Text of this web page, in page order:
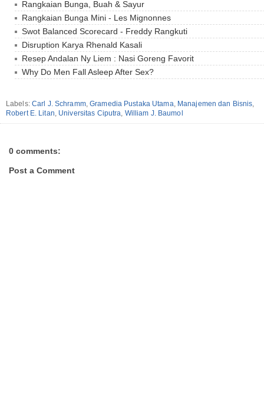
Rangkaian Bunga, Buah & Sayur
Rangkaian Bunga Mini - Les Mignonnes
Swot Balanced Scorecard - Freddy Rangkuti
Disruption Karya Rhenald Kasali
Resep Andalan Ny Liem : Nasi Goreng Favorit
Why Do Men Fall Asleep After Sex?
Labels: Carl J. Schramm,Gramedia Pustaka Utama, Manajemen dan Bisnis,
Robert E. Litan, Universitas Ciputra, William J. Baumol
0 comments:
Post a Comment